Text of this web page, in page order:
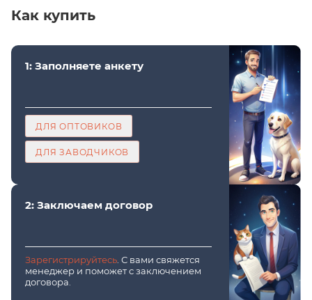
Как купить
1: Заполняете анкету
ДЛЯ ОПТОВИКОВ
ДЛЯ ЗАВОДЧИКОВ
2: Заключаем договор
Зарегистрируйтесь. С вами свяжется
менеджер и поможет с заключением
договора.